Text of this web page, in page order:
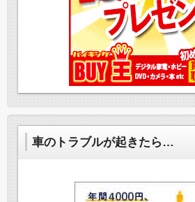
車のトラブルが起きたら…